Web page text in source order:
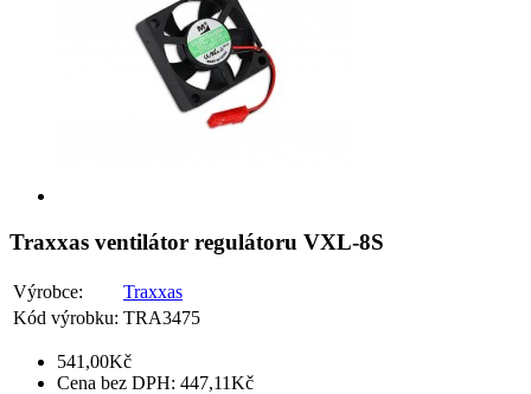
Traxxas ventilátor regulátoru VXL-8S
Výrobce:
Traxxas
Kód výrobku: TRA3475
541,00Kč
Cena bez DPH: 447,11Kč